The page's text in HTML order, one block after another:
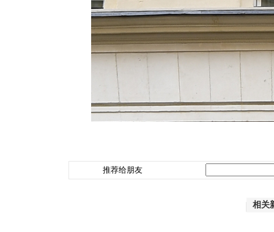
推荐给朋友
相关